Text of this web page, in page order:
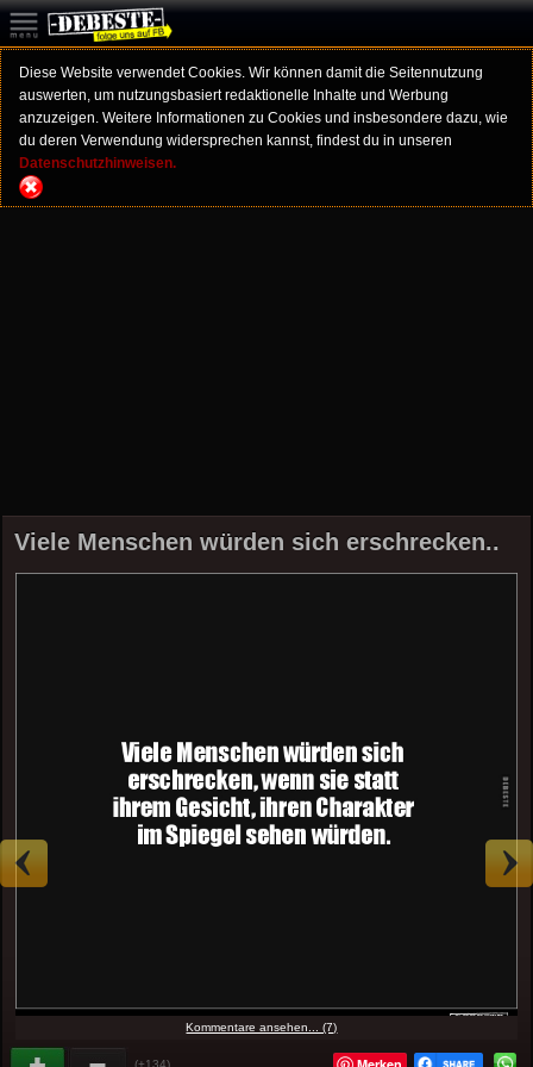
Diese Website verwendet Cookies. Wir können damit die Seitennutzung
auswerten, um nutzungsbasiert redaktionelle Inhalte und Werbung
anzuzeigen. Weitere Informationen zu Cookies und insbesondere dazu, wie
du deren Verwendung widersprechen kannst, findest du in unseren
Datenschutzhinweisen.
Viele Menschen würden sich erschrecken..
Kommentare ansehen... (7)
(+134)